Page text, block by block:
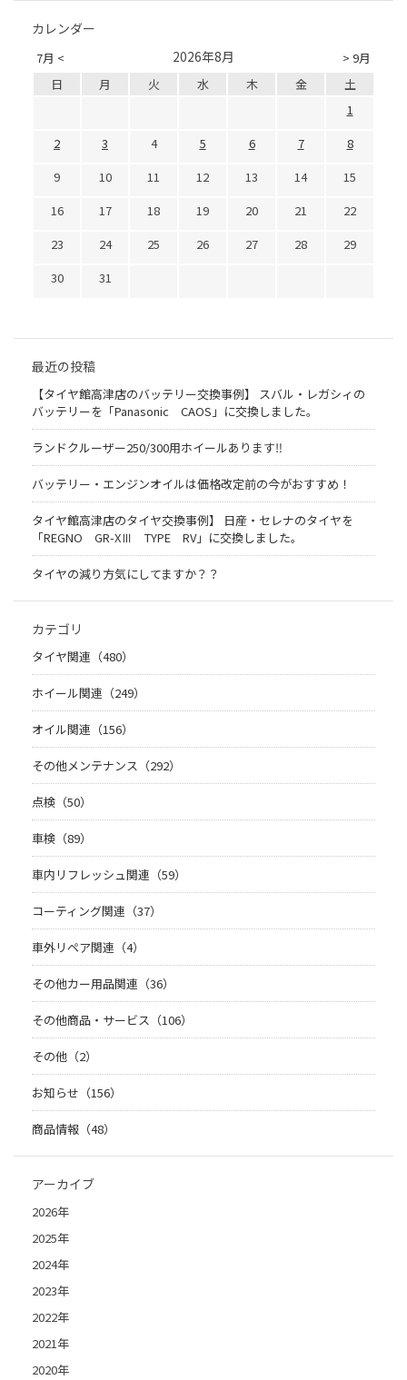
カレンダー
7月 < > 9月
2026年8月
日 月 火 水 木 金
土
1
2
3 4 5 6 7
8
9
10 11 12 13 14
15
16
17 18 19 20 21
22
23
24 25 26 27 28
29
30
31
最近の投稿
【タイヤ館高津店のバッテリー交換事例】 スバル・レガシィの
バッテリーを「Panasonic CAOS」に交換しました。
ランドクルーザー250/300用ホイールあります‼
バッテリー・エンジンオイルは価格改定前の今がおすすめ！
タイヤ館高津店のタイヤ交換事例】 日産・セレナのタイヤを
「REGNO GR-XⅢ TYPE RV」に交換しました。
タイヤの減り方気にしてますか？？
カテゴリ
タイヤ関連（480）
ホイール関連（249）
オイル関連（156）
その他メンテナンス（292）
点検（50）
車検（89）
車内リフレッシュ関連（59）
コーティング関連（37）
車外リペア関連（4）
その他カー用品関連（36）
その他商品・サービス（106）
その他（2）
お知らせ（156）
商品情報（48）
アーカイブ
2026年
2025年
2024年
2023年
2022年
2021年
2020年